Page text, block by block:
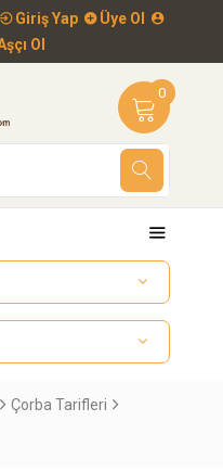
Giriş Yap
Üye Ol
Ol
0
Çorba Tarifleri